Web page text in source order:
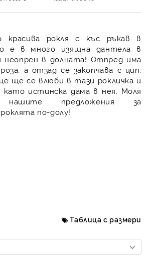
рокля с къс ръкав в
е в много изящна дантела в
неопрен в долната! Отпред има
а отзад се закопчава с цип.
ще се влюби в тази рокличка и
истинска дама в нея. Моля
нашите предложения за
по-долу!
Таблица с размери